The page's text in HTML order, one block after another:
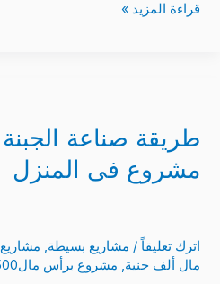
قراءة المزيد »
طريقة صناعة
مشروع فى المنزل
اترك تعليقاً /مشاريع بسيطة,مشاريع
مال ألف جنية,مشروع برأس مال500 جنيه
الجبنة